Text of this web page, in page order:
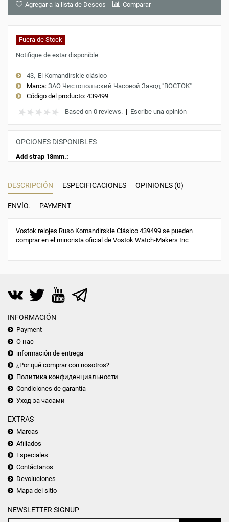
Agregar a la lista de Deseos Comparar
Fuera de Stock
Notifique de estar disponible
43 El Komandirskie clásico
Marca: ЗАО Чистопольский Часовой Завод "ВОСТОК"
Código del producto: 439499
Based on 0 reviews. | Escribe una opinión
OPCIONES DISPONIBLES
Add strap 18mm.:
DESCRIPCIÓN ESPECIFICACIONES OPINIONES (0)
ENVÍO. PAYMENT
Vostok relojes Ruso Komandirskie Clásico 439499 se pueden
comprar en el minorista oficial de Vostok Watch-Makers Inc
INFORMACIÓN
Payment
О нас
información de entrega
¿Por qué comprar con nosotros?
Политика конфиденциальности
Condiciones de garantía
Уход за часами
EXTRAS
Marcas
Afiliados
Especiales
Contáctanos
Devoluciones
Mapa del sitio
NEWSLETTER SIGNUP